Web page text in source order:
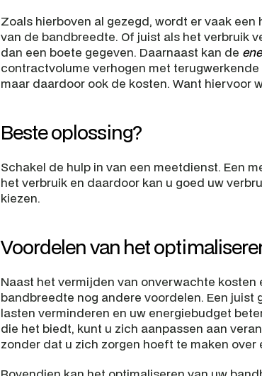
Zoals hierboven al gezegd, wordt er vaak
van de bandbreedte. Of juist als het verbruik
dan een boete gegeven. Daarnaast kan de
contractvolume verhogen met
maar daardoor ook de kosten. Want hiervoor
Beste oplossing?
Schakel de hulp in van een meetdienst. Een
het verbruik en daardoor kan u goed uw
kiezen.
Voordelen van het
Naast het vermijden van onverwachte
bandbreedte nog andere voordelen. Een
lasten verminderen en uw energiebudget
die het biedt, kunt u zich aanpassen aan
zonder dat u zich zorgen hoeft te maken over